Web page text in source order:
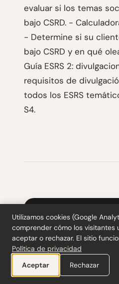
evaluar si los temas
bajo CSRD. -
- Determine si su
bajo CSRD y en qué
Guía ESRS 2:
requisitos de
todos los ESRS
S4.
Recibe
auditoría,
Sin teoría de examen.
auditorías funcionen más
Más de 290 guías publicadas
Utilizamos cookies (Google
comprender cómo los visitantes
aceptar o rechazar. El sitio
Política de privacidad
Aceptar
Rechazar